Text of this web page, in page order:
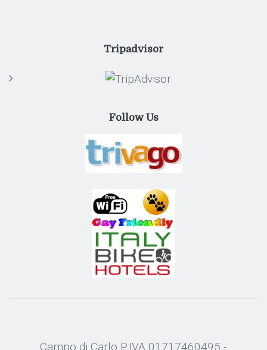
Tripadvisor
Follow Us
Campo di Carlo P.IVA 01717460495 -